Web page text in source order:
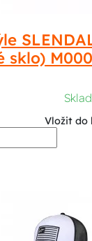
sklo)
Vložit do